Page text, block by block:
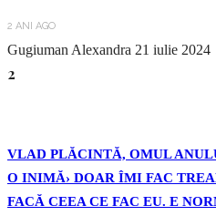
2 ANI AGO
Gugiuman Alexandra 21 iulie 2024
2
VLAD PLĂCINTĂ, OMUL
O INIMĂ› DOAR ÎMI FAC
FACĂ CEEA CE FAC EU. E